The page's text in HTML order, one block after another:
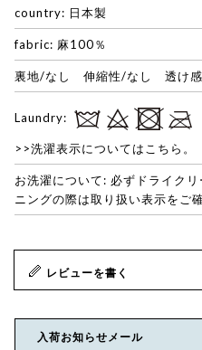
country: 日本製
fabric: 麻100％
裏地/なし 伸縮性/なし 透け感
Laundry:
>>洗濯表示についてはこちら。
お洗濯について: 必ずドライク
ニングの際は取り扱い表示をご
レビューを書く
入荷お知らせメール